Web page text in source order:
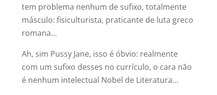
tem problema nenhum de sufixo, totalmente
másculo: fisiculturista, praticante de luta greco
romana…
Ah, sim Pussy Jane, isso é óbvio: realmente
com um sufixo desses no currículo, o cara não
é nenhum intelectual Nobel de Literatura…